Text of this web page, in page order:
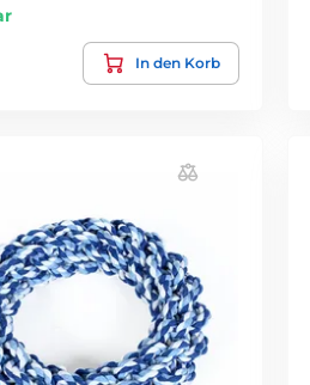
In den Korb